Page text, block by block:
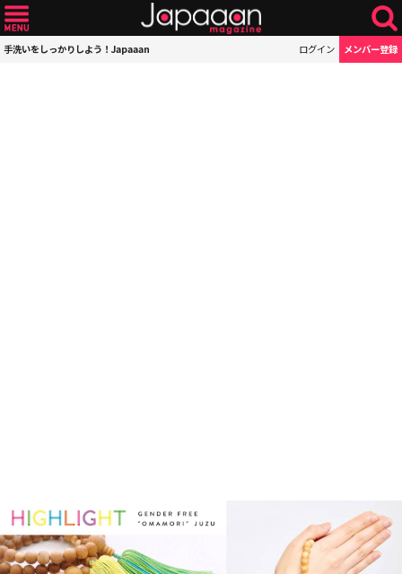
手洗いをしっかりしよう！Japaaan ログイン メンバー登録